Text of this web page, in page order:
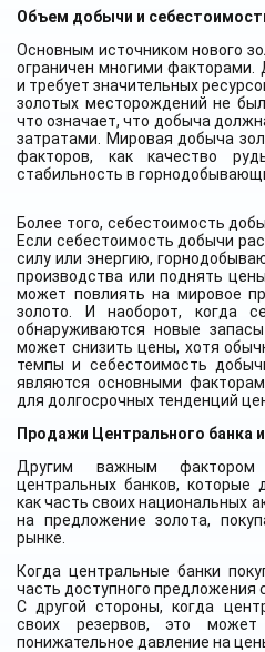
Объем добычи и
Основным источником нового
ограничен многими факторами.
и требует значительных
золотых месторождений не
что означает, что добыча
затратами. Мировая добыча
факторов, как качество
стабильность в
Более того, себестоимость
Если себестоимость добычи
силу или энергию,
производства или поднять
может повлиять на мировое
золото. И наоборот, когда
обнаруживаются новые
может снизить цены, хотя
темпы и себестоимость
являются основными
для долгосрочных тенденций
Продажи Центрального банка
Другим важным фактором
центральных банков, которые
как часть своих национальных
на предложение золота,
рынке.
Когда центральные банки
часть доступного предложения
С другой стороны, когда
своих резервов, это
понижательное давление на